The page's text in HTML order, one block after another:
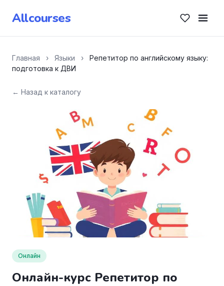
Allcourses
Главная › Языки ›
Репетитор по английскому языку:
подготовка к ДВИ
← Назад к каталогу
Онлайн
Онлайн-курс Репетитор по